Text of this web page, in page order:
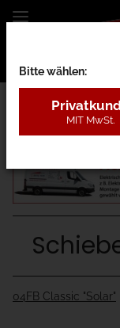
04 -
04FB Classic "Solar"
Bitte wählen:
MIT MwSt.